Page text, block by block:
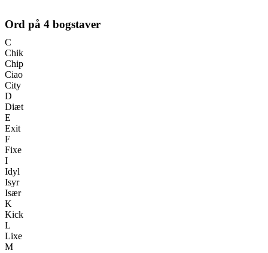
Ord på 4 bogstaver
C
Chik
Chip
Ciao
City
D
Diæt
E
Exit
F
Fixe
I
Idyl
Isyr
Især
K
Kick
L
Lixe
M